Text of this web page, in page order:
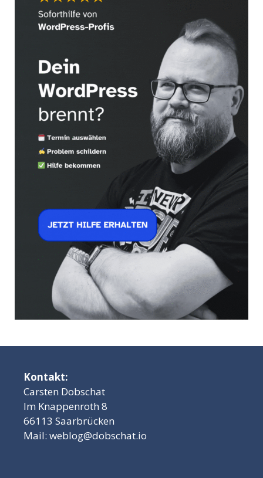
Kontakt:
Carsten Dobschat
Im Knappenroth 8
66113 Saarbrücken
Mail: weblog@dobschat.io